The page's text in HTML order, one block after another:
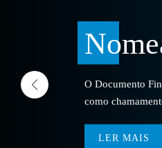
O Documento
como
LER MAIS